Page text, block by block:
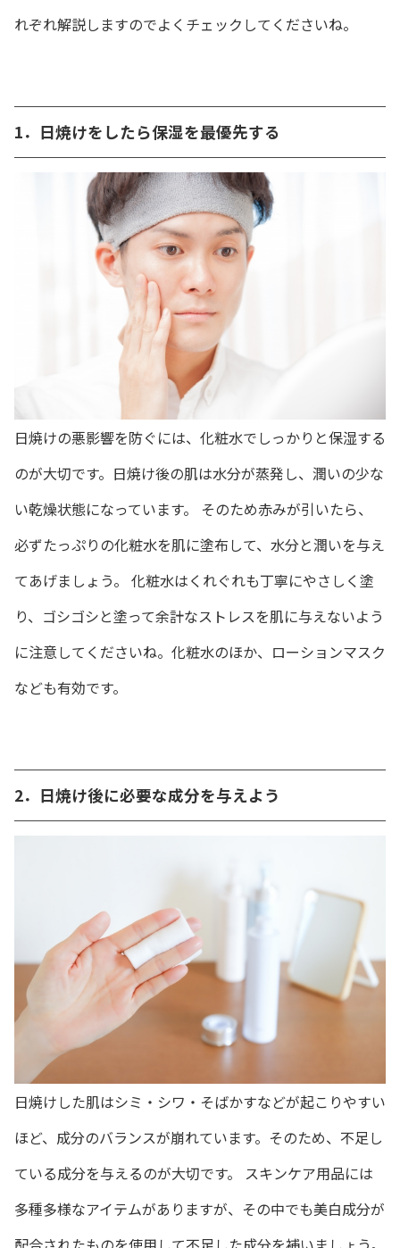
れぞれ解説しますのでよくチェックしてくださいね。
1．日焼けをしたら保湿を最優先する
日焼けの悪影響を防ぐには、化粧水でしっかりと保湿する
のが大切です。日焼け後の肌は水分が蒸発し、潤いの少な
い乾燥状態になっています。 そのため赤みが引いたら、
必ずたっぷりの化粧水を肌に塗布して、水分と潤いを与え
てあげましょう。 化粧水はくれぐれも丁寧にやさしく塗
り、ゴシゴシと塗って余計なストレスを肌に与えないよう
に注意してくださいね。化粧水のほか、ローションマスク
なども有効です。
2．日焼け後に必要な成分を与えよう
日焼けした肌はシミ・シワ・そばかすなどが起こりやすい
ほど、成分のバランスが崩れています。そのため、不足し
ている成分を与えるのが大切です。 スキンケア用品には
多種多様なアイテムがありますが、その中でも美白成分が